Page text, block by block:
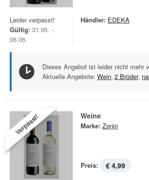
Leider verpasst!
Gültig: 31.05. -
06.06.
Händler: EDEKA
Dieses Angebot ist leider nicht mehr
Aktuelle Angebote: Wein, 2 Brüder,
Verpasst! Weine
Marke: Zonin
Preis: € 4,99